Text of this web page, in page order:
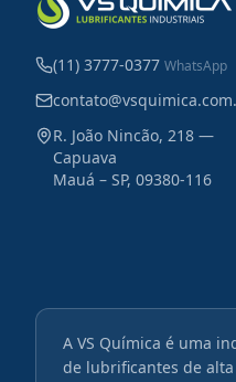
(11) 3777-0377 WhatsApp
R. João Nincão, 218 —
Capuava
Mauá – SP, 09380-116
A VS Química é uma
de lubrificantes de